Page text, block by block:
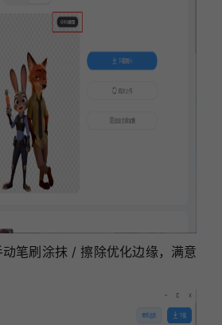
笔刷涂抹 / 擦除优化边缘，满意